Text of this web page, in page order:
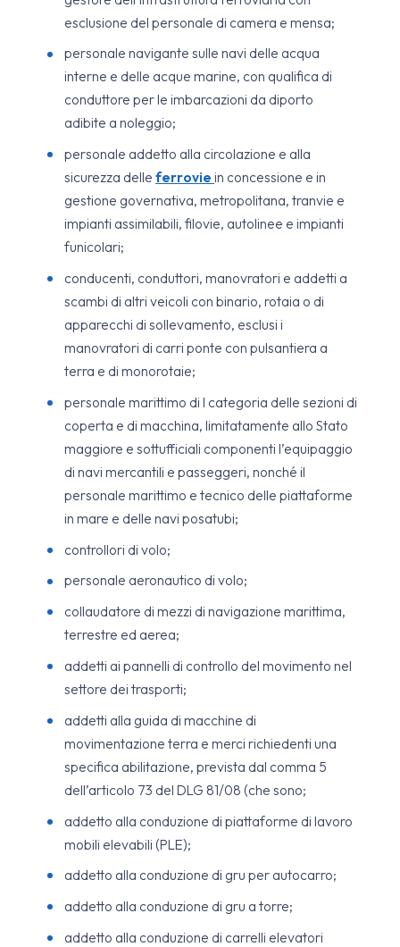
esclusione del personale di camera e mensa;
personale navigante sulle navi delle acqua
interne e delle acque marine, con qualifica di
conduttore per le imbarcazioni da diporto
adibite a noleggio;
personale addetto alla circolazione e alla
sicurezza delle ferrovie in concessione e in
gestione governativa, metropolitana, tranvie e
impianti assimilabili, filovie, autolinee e impianti
funicolari;
conducenti, conduttori, manovratori e addetti a
scambi di altri veicoli con binario, rotaia o di
apparecchi di sollevamento, esclusi i
manovratori di carri ponte con pulsantiera a
terra e di monorotaie;
personale marittimo di I categoria delle sezioni di
coperta e di macchina, limitatamente allo Stato
maggiore e sottufficiali componenti l’equipaggio
di navi mercantili e passeggeri, nonché il
personale marittimo e tecnico delle piattaforme
in mare e delle navi posatubi;
controllori di volo;
personale aeronautico di volo;
collaudatore di mezzi di navigazione marittima,
terrestre ed aerea;
addetti ai pannelli di controllo del movimento nel
settore dei trasporti;
addetti alla guida di macchine di
movimentazione terra e merci richiedenti una
specifica abilitazione, prevista dal comma 5
dell’articolo 73 del DLG 81/08 (che sono;
addetto alla conduzione di piattaforme di lavoro
mobili elevabili (PLE);
addetto alla conduzione di gru per autocarro;
addetto alla conduzione di gru a torre;
addetto alla conduzione di carrelli elevatori